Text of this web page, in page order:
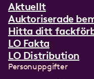
Aktuellt
Auktoriserade
Hitta ditt
LO Fakta
LO Distribution
Personuppgifter